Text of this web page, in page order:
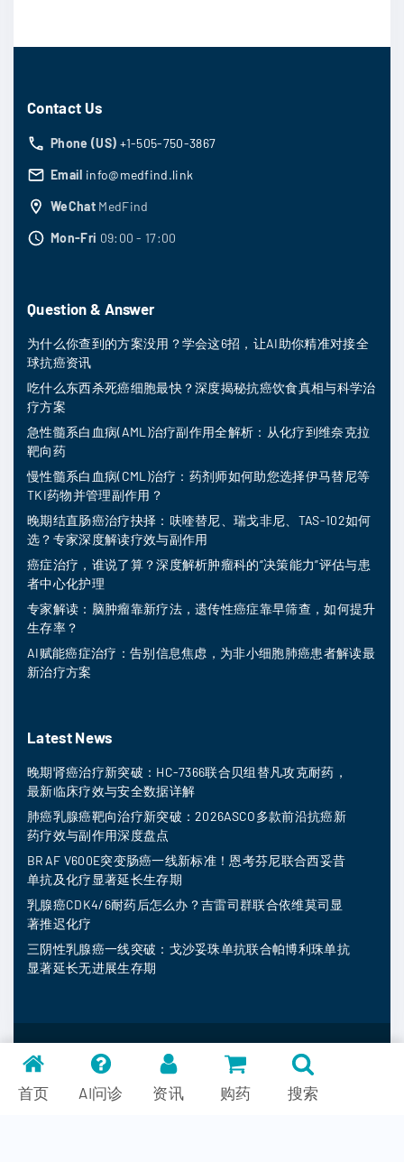
Contact Us
Phone (US) +1-505-750-3867
Email info@medfind.link
WeChat MedFind
Mon-Fri 09:00 - 17:00
Question & Answer
为什么你查到的方案没用？学会这6招，让AI助你精准对接全
球抗癌资讯
吃什么东西杀死癌细胞最快？深度揭秘抗癌饮食真相与科学治
疗方案
急性髓系白血病(AML)治疗副作用全解析：从化疗到维奈克拉
靶向药
慢性髓系白血病(CML)治疗：药剂师如何助您选择伊马替尼等
TKI药物并管理副作用？
晚期结直肠癌治疗抉择：呋喹替尼、瑞戈非尼、TAS-102如何
选？专家深度解读疗效与副作用
癌症治疗，谁说了算？深度解析肿瘤科的“决策能力”评估与患
者中心化护理
专家解读：脑肿瘤靠新疗法，遗传性癌症靠早筛查，如何提升
生存率？
AI赋能癌症治疗：告别信息焦虑，为非小细胞肺癌患者解读最
新治疗方案
Latest News
晚期肾癌治疗新突破：HC-7366联合贝组替凡攻克耐药，
最新临床疗效与安全数据详解
肺癌乳腺癌靶向治疗新突破：2026ASCO多款前沿抗癌新
药疗效与副作用深度盘点
BRAF V600E突变肠癌一线新标准！恩考芬尼联合西妥昔
单抗及化疗显著延长生存期
乳腺癌CDK4/6耐药后怎么办？吉雷司群联合依维莫司显
著推迟化疗
三阴性乳腺癌一线突破：戈沙妥珠单抗联合帕博利珠单抗
显著延长无进展生存期
MedFind © 2026
首页 AI问诊 资讯 购药 搜索